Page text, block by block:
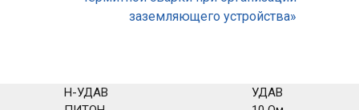
заземляющего устройства»
Н-УДАВ
УДАВ